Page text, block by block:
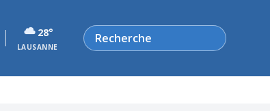
28°
LAUSANNE
Rechercher